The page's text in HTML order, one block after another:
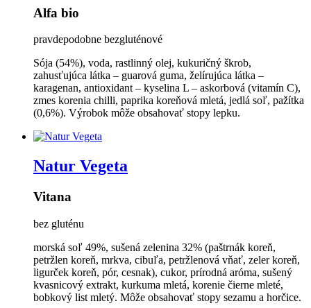
Alfa bio
pravdepodobne bezgluténové
Sója (54%), voda, rastlinný olej, kukuričný škrob,
zahusťujúca látka – guarová guma, želírujúca látka –
karagenan, antioxidant – kyselina L – askorbová (vitamín C),
zmes korenia chilli, paprika koreňová mletá, jedlá soľ, pažítka
(0,6%). Výrobok môže obsahovať stopy lepku.
Natur Vegeta
Vitana
bez gluténu
morská soľ 49%, sušená zelenina 32% (paštrnák koreň,
petržlen koreň, mrkva, cibuľa, petržlenová vňať, zeler koreň,
ligurček koreň, pór, cesnak), cukor, prírodná aróma, sušený
kvasnicový extrakt, kurkuma mletá, korenie čierne mleté,
bobkový list mletý. Môže obsahovať stopy sezamu a horčice.